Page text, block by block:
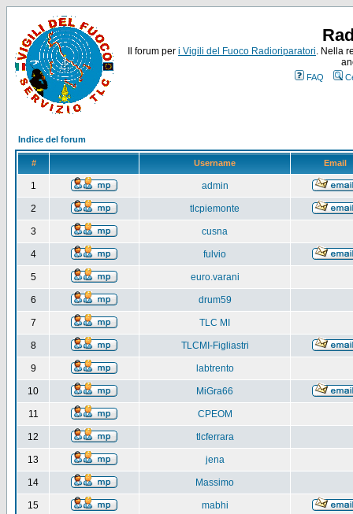
Il forum per i Vigili del Fuoco Radioriparatori. Nella
FAQ
Indice del forum
# Username Email
1 admin
2 tlcpiemonte
3 cusna
4 fulvio
5 euro.varani
6 drum59
7 TLC MI
8 TLCMI-Figliastri
9 labtrento
10 MiGra66
11 CPEOM
12 tlcferrara
13 jena
14 Massimo
15 mabhi